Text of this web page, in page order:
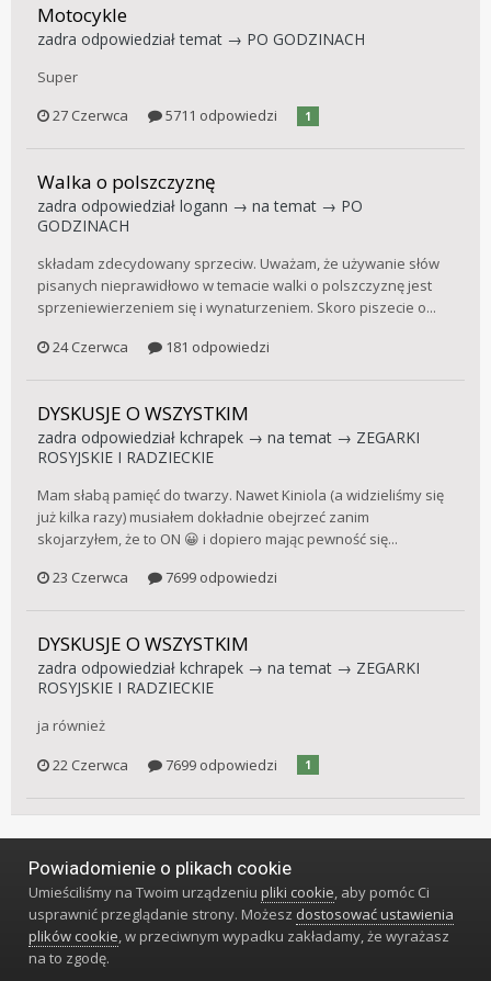
Motocykle
zadra odpowiedział temat → PO GODZINACH
Super
27 Czerwca
5711 odpowiedzi 1
Walka o polszczyznę
zadra odpowiedział logann → na temat → PO
GODZINACH
składam zdecydowany sprzeciw. Uważam, że używanie słów
pisanych nieprawidłowo w temacie walki o polszczyznę jest
sprzeniewierzeniem się i wynaturzeniem. Skoro piszecie o...
24 Czerwca
181 odpowiedzi
DYSKUSJE O WSZYSTKIM
zadra odpowiedział kchrapek → na temat → ZEGARKI
ROSYJSKIE I RADZIECKIE
Mam słabą pamięć do twarzy. Nawet Kiniola (a widzieliśmy się
już kilka razy) musiałem dokładnie obejrzeć zanim
skojarzyłem, że to ON 😀 i dopiero mając pewność się...
23 Czerwca
7699 odpowiedzi
DYSKUSJE O WSZYSTKIM
zadra odpowiedział kchrapek → na temat → ZEGARKI
ROSYJSKIE I RADZIECKIE
ja również
22 Czerwca
7699 odpowiedzi 1
Język Styl Polityka prywatności
Klub Miłośników Zegarów i Zegarków
Powered by Invision Community
Powiadomienie o plikach cookie
Umieściliśmy na Twoim urządzeniupliki cookie, aby pomóc Ci
usprawnić przeglądanie strony. Możesz dostosować ustawienia
plików cookie, w przeciwnym wypadku zakładamy, że wyrażasz
na to zgodę.